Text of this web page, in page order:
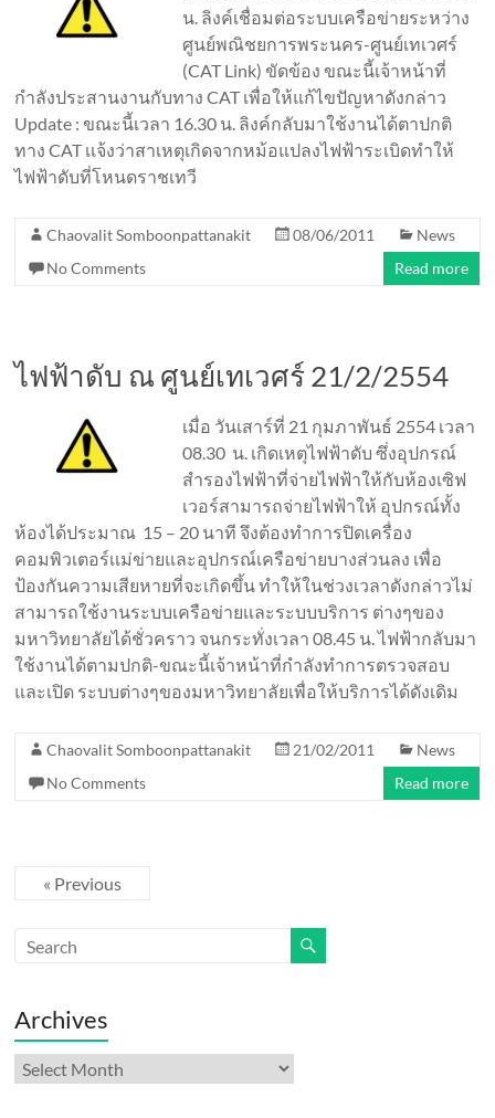
น. ลิงค์เชื่อมต่อระบบเครือข่ายระหว่าง
ศูนย์พณิชยการพระนคร-ศูนย์เทเวศร์
(CAT Link) ขัดข้อง ขณะนี้เจ้าหน้าที่
กำลังประสานงานกับทาง CAT เพื่อให้แก้ไขปัญหาดังกล่าว
Update : ขณะนี้เวลา 16.30 น. ลิงค์กลับมาใช้งานได้ตาปกติ
ทาง CAT เเจ้งว่าสาเหตุเกิดจากหม้อแปลงไฟฟ้าระเบิดทำให้
ไฟฟ้าดับที่โหนดราชเทวี
Chaovalit Somboonpattanakit 08/06/2011
News
No Comments
Read more
ไฟฟ้าดับ ณ ศูนย์เทเวศร์ 21/2/2554
เมื่อ วันเสาร์ที่ 21 กุมภาพันธ์ 2554 เวลา
08.30 น. เกิดเหตุไฟฟ้าดับ ซึ่งอุปกรณ์
สำรองไฟฟ้าที่จ่ายไฟฟ้าให้กับห้องเซิฟ
เวอร์สามารถจ่ายไฟฟ้าให้ อุปกรณ์ทั้ง
ห้องได้ประมาณ 15 – 20 นาที จึงต้องทำการปิดเครื่อง
คอมพิวเตอร์เเม่ข่ายและอุปกรณ์เครือข่ายบางส่วนลง เพื่อ
ป้องกันความเสียหายที่จะเกิดขึ้น ทำให้ในช่วงเวลาดังกล่าวไม่
สามารถใช้งานระบบเครือข่ายเเละระบบบริการ ต่างๆของ
มหาวิทยาลัยได้ชั่วคราว จนกระทั่งเวลา 08.45 น. ไฟฟ้ากลับมา
ใช้งานได้ตามปกติ-ขณะนี้เจ้าหน้าที่กำลังทำการตรวจสอบ
และเปิด ระบบต่างๆของมหาวิทยาลัยเพื่อให้บริการได้ดังเดิม
Chaovalit Somboonpattanakit 21/02/2011
News
No Comments
Read more
« Previous
Archives
Archives